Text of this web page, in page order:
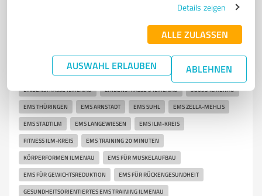
Details zeigen
ALLE ZULASSEN
AUSWAHL ERLAUBEN ABLEHNEN
BECKENBODENTRAINING ILMENAU
GELENKSCHONENDES TRAINING ILMENAU
EMS FITNESS ILMENAU EMS PROBETRAINING ILMENAU
EMS ANWENDUNG ILMENAU FITNESSSTUDIO ALTERNATIVE ILMENAU
LINDENSTRASSE ILMENAU LINDENSTRASSE 5 ILMENAU 98693 ILMENAU
EMS THÜRINGEN EMS ARNSTADT EMS SUHL EMS ZELLA-MEHLIS
EMS STADTILM EMS LANGEWIESEN EMS ILM-KREIS
FITNESS ILM-KREIS EMS TRAINING 20 MINUTEN
KÖRPERFORMEN ILMENAU EMS FÜR MUSKELAUFBAU
EMS FÜR GEWICHTSREDUKTION EMS FÜR RÜCKENGESUNDHEIT
GESUNDHEITSORIENTIERTES EMS TRAINING ILMENAU